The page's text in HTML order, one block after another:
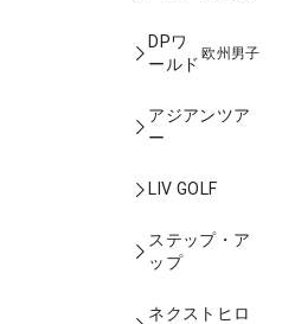
DPワ
ールド
欧州男子
アジアンツア
ー
LIV GOLF
ステップ・ア
ップ
ネクストヒロ